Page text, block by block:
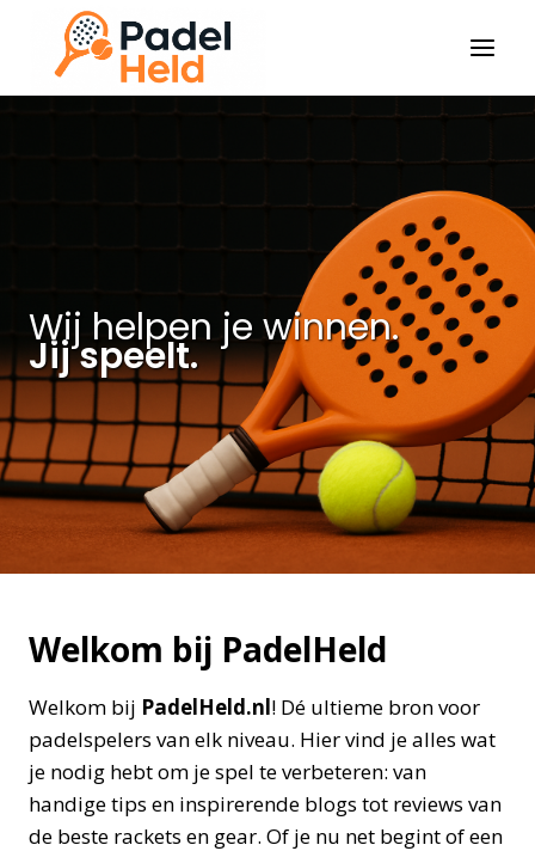
Doorgaan
inhoud
Jij speelt.
Wij helpen je winnen.
Welkom bij PadelHeld
Welkom bij PadelHeld.nl! Dé ultieme bron voor
padelspelers van elk niveau. Hier vind je alles wat
je nodig hebt om je spel te verbeteren: van
handige tips en inspirerende blogs tot reviews van
de beste rackets en gear. Of je nu net begint of een